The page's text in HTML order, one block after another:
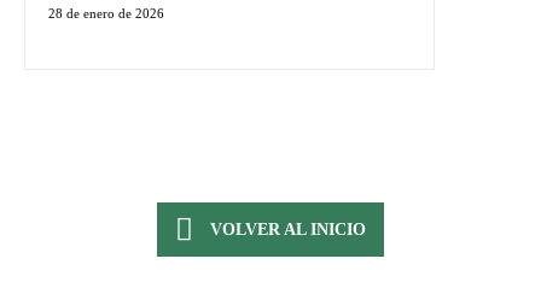
28 de enero de 2026
VOLVER AL INICIO